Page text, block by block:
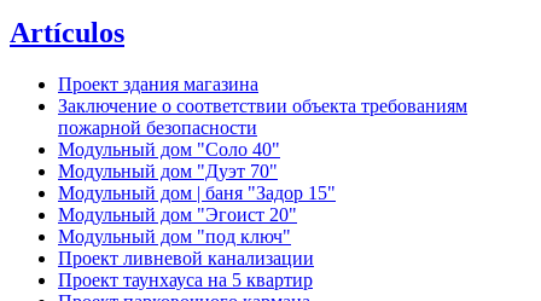
Artículos
Проект здания магазина
Заключение о соответствии объекта требованиям
пожарной безопасности
Модульный дом "Соло 40"
Модульный дом "Дуэт 70"
Модульный дом | баня "Задор 15"
Модульный дом "Эгоист 20"
Модульный дом "под ключ"
Проект ливневой канализации
Проект таунхауса на 5 квартир